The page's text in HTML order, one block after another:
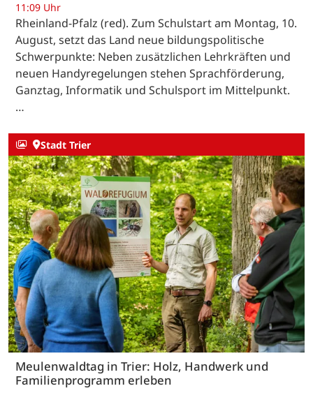
11:09 Uhr
Rheinland-Pfalz (red). Zum Schulstart am Montag, 10.
August, setzt das Land neue bildungspolitische
Schwerpunkte: Neben zusätzlichen Lehrkräften und
neuen Handyregelungen stehen Sprachförderung,
Ganztag, Informatik und Schulsport im Mittelpunkt.
…
Stadt Trier
Meulenwaldtag in Trier: Holz, Handwerk und
Familienprogramm erleben